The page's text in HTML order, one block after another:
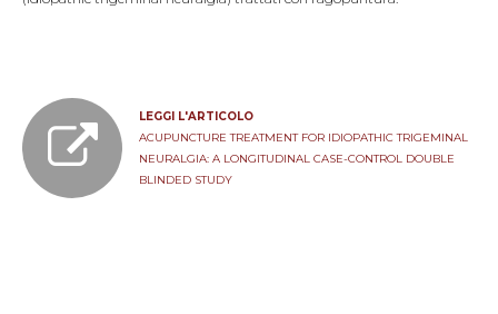
LEGGI L'ARTICOLO
ACUPUNCTURE TREATMENT FOR IDIOPATHIC TRIGEMINAL
NEURALGIA: A LONGITUDINAL CASE-CONTROL DOUBLE
BLINDED STUDY